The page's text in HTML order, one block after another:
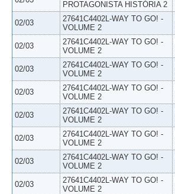
PROTAGONISTA HISTÓRIA 2
02/03
27641C4402L-WAY TO GO! -
VOLUME 2
02/03
27641C4402L-WAY TO GO! -
VOLUME 2
02/03
27641C4402L-WAY TO GO! -
VOLUME 2
02/03
27641C4402L-WAY TO GO! -
VOLUME 2
02/03
27641C4402L-WAY TO GO! -
VOLUME 2
02/03
27641C4402L-WAY TO GO! -
VOLUME 2
02/03
27641C4402L-WAY TO GO! -
VOLUME 2
02/03
27641C4402L-WAY TO GO! -
VOLUME 2